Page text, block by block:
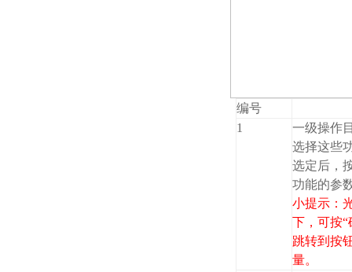
编号
1
一级操作
选择这些
选定后，
功能的参
小提示：
下，可按“
跳转到按
量。